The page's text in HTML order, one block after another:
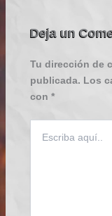
Deja un
Tu dirección de
publicada. Los
con *
aquí..